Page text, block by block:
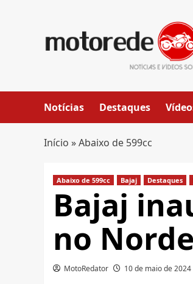
Notícias Destaques
Início »Abaixo de 599cc
Abaixo de 599cc Bajaj Destaques
Bajaj
no
MotoRedator 10 de maio de 2024